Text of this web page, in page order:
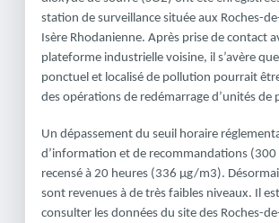
station de surveillance située aux Roches-
Isère Rhodanienne. Après prise de contact
plateforme industrielle voisine, il s’avère
ponctuel et localisé de pollution pourrait
des opérations de redémarrage d’unités de
Un dépassement du seuil horaire
d’information et de recommandations
recensé à 20 heures (336 µg/m3).
sont revenues à de très faibles niveaux. Il
consulter les données du site des Roches-